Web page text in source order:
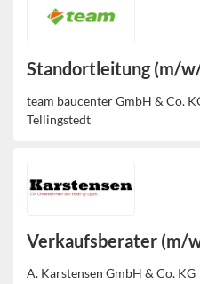
Standortleitung (m/
team baucenter GmbH & Co.
Tellingstedt
Verkaufsberater (m/
A. Karstensen GmbH & Co. KG